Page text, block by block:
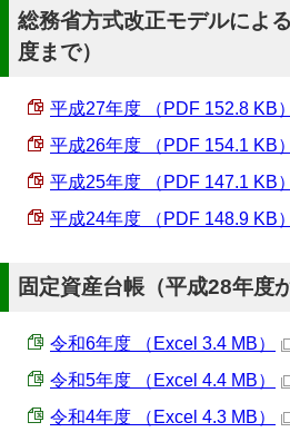
総務省方式改正モデルによ
度まで）
平成27年度 （PDF 152.8 KB）
平成26年度 （PDF 154.1 KB）
平成25年度 （PDF 147.1 KB）
平成24年度 （PDF 148.9 KB）
固定資産台帳（平成28年度
令和6年度 （Excel 3.4 MB）
令和5年度 （Excel 4.4 MB）
令和4年度 （Excel 4.3 MB）